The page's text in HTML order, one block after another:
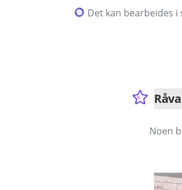
Det kan bearbeides
Noen